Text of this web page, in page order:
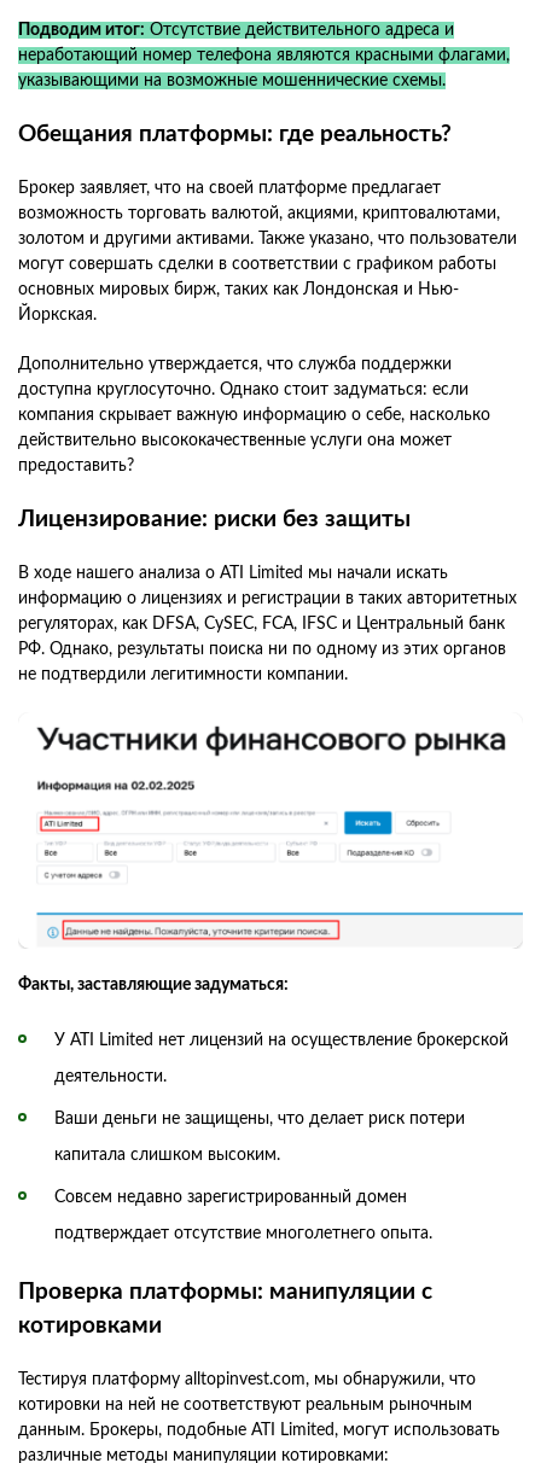
Подводим итог: Отсутствие действительного адреса и
неработающий номер телефона являются красными флагами,
указывающими на возможные мошеннические схемы.
Обещания платформы: где реальность?
Брокер заявляет, что на своей платформе предлагает
возможность торговать валютой, акциями, криптовалютами,
золотом и другими активами. Также указано, что пользователи
могут совершать сделки в соответствии с графиком работы
основных мировых бирж, таких как Лондонская и Нью-
Йоркская.
Дополнительно утверждается, что служба поддержки
доступна круглосуточно. Однако стоит задуматься: если
компания скрывает важную информацию о себе, насколько
действительно высококачественные услуги она может
предоставить?
Лицензирование: риски без защиты
В ходе нашего анализа о ATI Limited мы начали искать
информацию о лицензиях и регистрации в таких авторитетных
регуляторах, как DFSA, CySEC, FCA, IFSC и Центральный банк
РФ. Однако, результаты поиска ни по одному из этих органов
не подтвердили легитимности компании.
Факты, заставляющие задуматься:
У ATI Limited нет лицензий на осуществление брокерской
деятельности.
Ваши деньги не защищены, что делает риск потери
капитала слишком высоким.
Совсем недавно зарегистрированный домен
подтверждает отсутствие многолетнего опыта.
Проверка платформы: манипуляции с
котировками
Тестируя платформу alltopinvest.com, мы обнаружили, что
котировки на ней не соответствуют реальным рыночным
данным. Брокеры, подобные ATI Limited, могут использовать
различные методы манипуляции котировками: